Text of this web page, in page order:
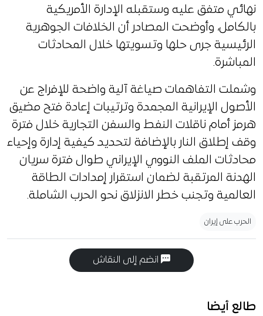
نهائي متفق عليه وستقبله الإدارة الأمريكية
بالكامل، وأوضحت المصادر أن الخلافات الجوهرية
الرئيسية جرى حلها وتسويتها خلال المحادثات
المباشرة.
وشملت التفاهمات صياغة آلية واضحة للإفراج عن
الأصول الإيرانية المجمدة وترتيبات إعادة فتح مضيق
هرمز أمام ناقلات النفط والسفن التجارية خلال فترة
وقف إطلاق النار بالإضافة لتحديد كيفية إدارة وإحياء
محادثات الملف النووي الإيراني طوال فترة سريان
الهدنة المرتقبة لضمان استقرار إمدادات الطاقة
العالمية وتجنب خطر الانزلاق نحو الحرب الشاملة.
الحرب على إيران
انضم إلى النقاش
طالع أيضا